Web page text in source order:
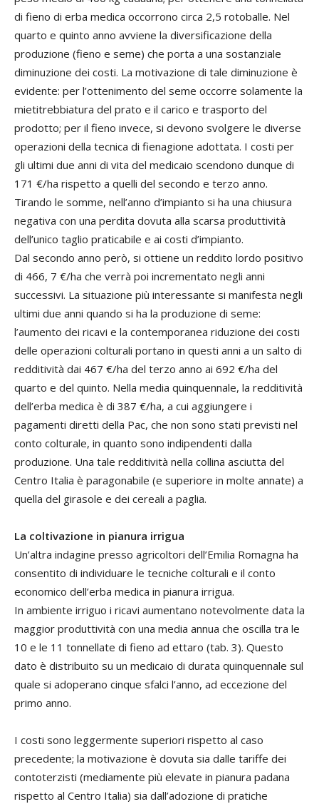
di fieno di erba medica occorrono circa 2,5 rotoballe. Nel
quarto e quinto anno avviene la diversificazione della
produzione (fieno e seme) che porta a una sostanziale
diminuzione dei costi. La motivazione di tale diminuzione è
evidente: per l’ottenimento del seme occorre solamente la
mietitrebbiatura del prato e il carico e trasporto del
prodotto; per il fieno invece, si devono svolgere le diverse
operazioni della tecnica di fienagione adottata. I costi per
gli ultimi due anni di vita del medicaio scendono dunque di
171 €/ha rispetto a quelli del secondo e terzo anno.
Tirando le somme, nell’anno d’impianto si ha una chiusura
negativa con una perdita dovuta alla scarsa produttività
dell’unico taglio praticabile e ai costi d’impianto.
Dal secondo anno però, si ottiene un reddito lordo positivo
di 466, 7 €/ha che verrà poi incrementato negli anni
successivi. La situazione più interessante si manifesta negli
ultimi due anni quando si ha la produzione di seme:
l’aumento dei ricavi e la contemporanea riduzione dei costi
delle operazioni colturali portano in questi anni a un salto di
redditività dai 467 €/ha del terzo anno ai 692 €/ha del
quarto e del quinto. Nella media quinquennale, la redditività
dell’erba medica è di 387 €/ha, a cui aggiungere i
pagamenti diretti della Pac, che non sono stati previsti nel
conto colturale, in quanto sono indipendenti dalla
produzione. Una tale redditività nella collina asciutta del
Centro Italia è paragonabile (e superiore in molte annate) a
quella del girasole e dei cereali a paglia.
La coltivazione in pianura irrigua
Un’altra indagine presso agricoltori dell’Emilia Romagna ha
consentito di individuare le tecniche colturali e il conto
economico dell’erba medica in pianura irrigua.
In ambiente irriguo i ricavi aumentano notevolmente data la
maggior produttività con una media annua che oscilla tra le
10 e le 11 tonnellate di fieno ad ettaro (tab. 3). Questo
dato è distribuito su un medicaio di durata quinquennale sul
quale si adoperano cinque sfalci l’anno, ad eccezione del
primo anno.
I costi sono leggermente superiori rispetto al caso
precedente; la motivazione è dovuta sia dalle tariffe dei
contoterzisti (mediamente più elevate in pianura padana
rispetto al Centro Italia) sia dall’adozione di pratiche